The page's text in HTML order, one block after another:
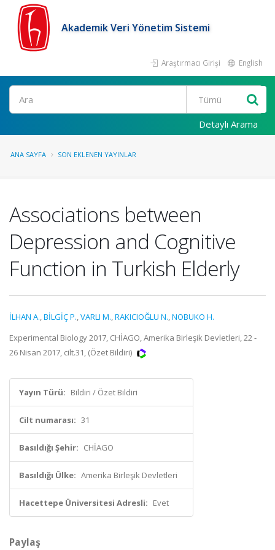
Akademik Veri Yönetim Sistemi
Araştırmacı Girişi English
Ara
Detaylı Arama
ANA SAYFA SON EKLENEN YAYINLAR
Associations between
Depression and Cognitive
Function in Turkish Elderly
İLHAN A.,BİLGİÇ P.,VARLI M.,RAKICIOĞLU N.,NOBUKO H.
Experimental Biology 2017, CHİAGO, Amerika Birleşik Devletleri, 22 -
26 Nisan 2017, cilt.31, (Özet Bildiri)
Yayın Türü: Bildiri / Özet Bildiri
Cilt numarası: 31
Basıldığı Şehir: CHİAGO
Basıldığı Ülke: Amerika Birleşik Devletleri
Hacettepe Üniversitesi Adresli: Evet
Paylaş